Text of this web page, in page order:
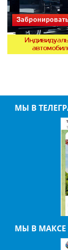
МЫ В
МЫ В МАКСЕ